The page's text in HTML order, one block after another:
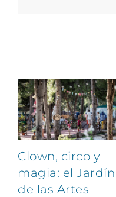
Clown, circo y
magia: el Jardín
de las Artes